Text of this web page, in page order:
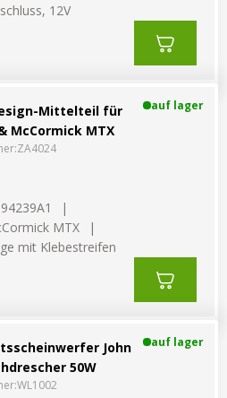
12V
Mittelteil für
McCormick MTX
ZA4024
auf lager
MTX
mit Klebestreifen
John
50W
WL1002
auf lager